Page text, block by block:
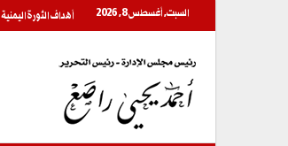
السبت, أغسطس 8, 2026 أهداف الثورة اليمنية